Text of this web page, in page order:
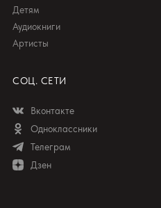
Детям
Аудиокниги
Артисты
СОЦ. СЕТИ
Вконтакте
Одноклассники
Телеграм
Дзен